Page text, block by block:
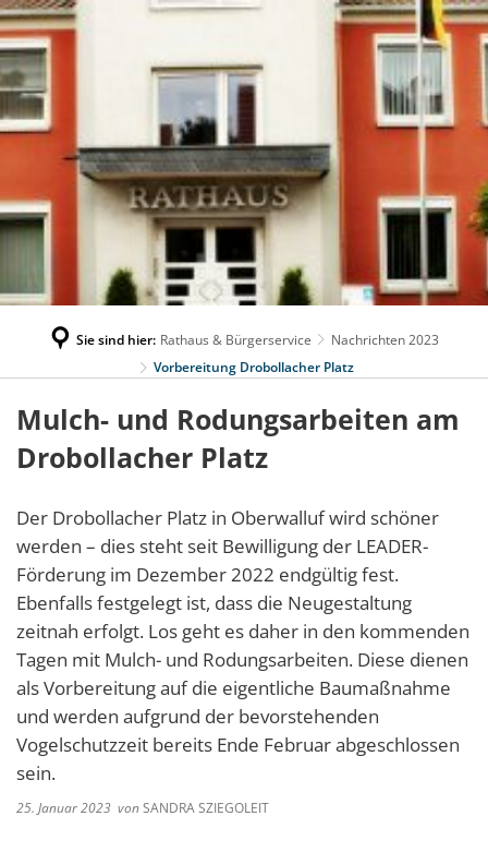
Sie sind hier: Rathaus & Bürgerservice
Nachrichten 2023
Vorbereitung Drobollacher Platz
Mulch- und Rodungsarbeiten am
Drobollacher Platz
Der Drobollacher Platz in Oberwalluf wird schöner
werden – dies steht seit Bewilligung der LEADER-
Förderung im Dezember 2022 endgültig fest.
Ebenfalls festgelegt ist, dass die Neugestaltung
zeitnah erfolgt. Los geht es daher in den kommenden
Tagen mit Mulch- und Rodungsarbeiten. Diese dienen
als Vorbereitung auf die eigentliche Baumaßnahme
und werden aufgrund der bevorstehenden
Vogelschutzzeit bereits Ende Februar abgeschlossen
sein.
25. Januar 2023 vonSANDRA SZIEGOLEIT